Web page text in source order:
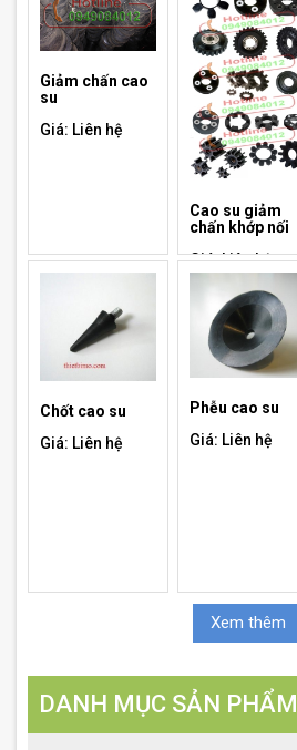
Giảm chấn cao
su
Giá: Liên hệ
Cao su giảm
chấn khớp nối
Giá: Liên hệ
Chốt cao su
Giá: Liên hệ
Phễu cao su
Giá: Liên hệ
Xem thêm
DANH MỤC SẢN PHẨM